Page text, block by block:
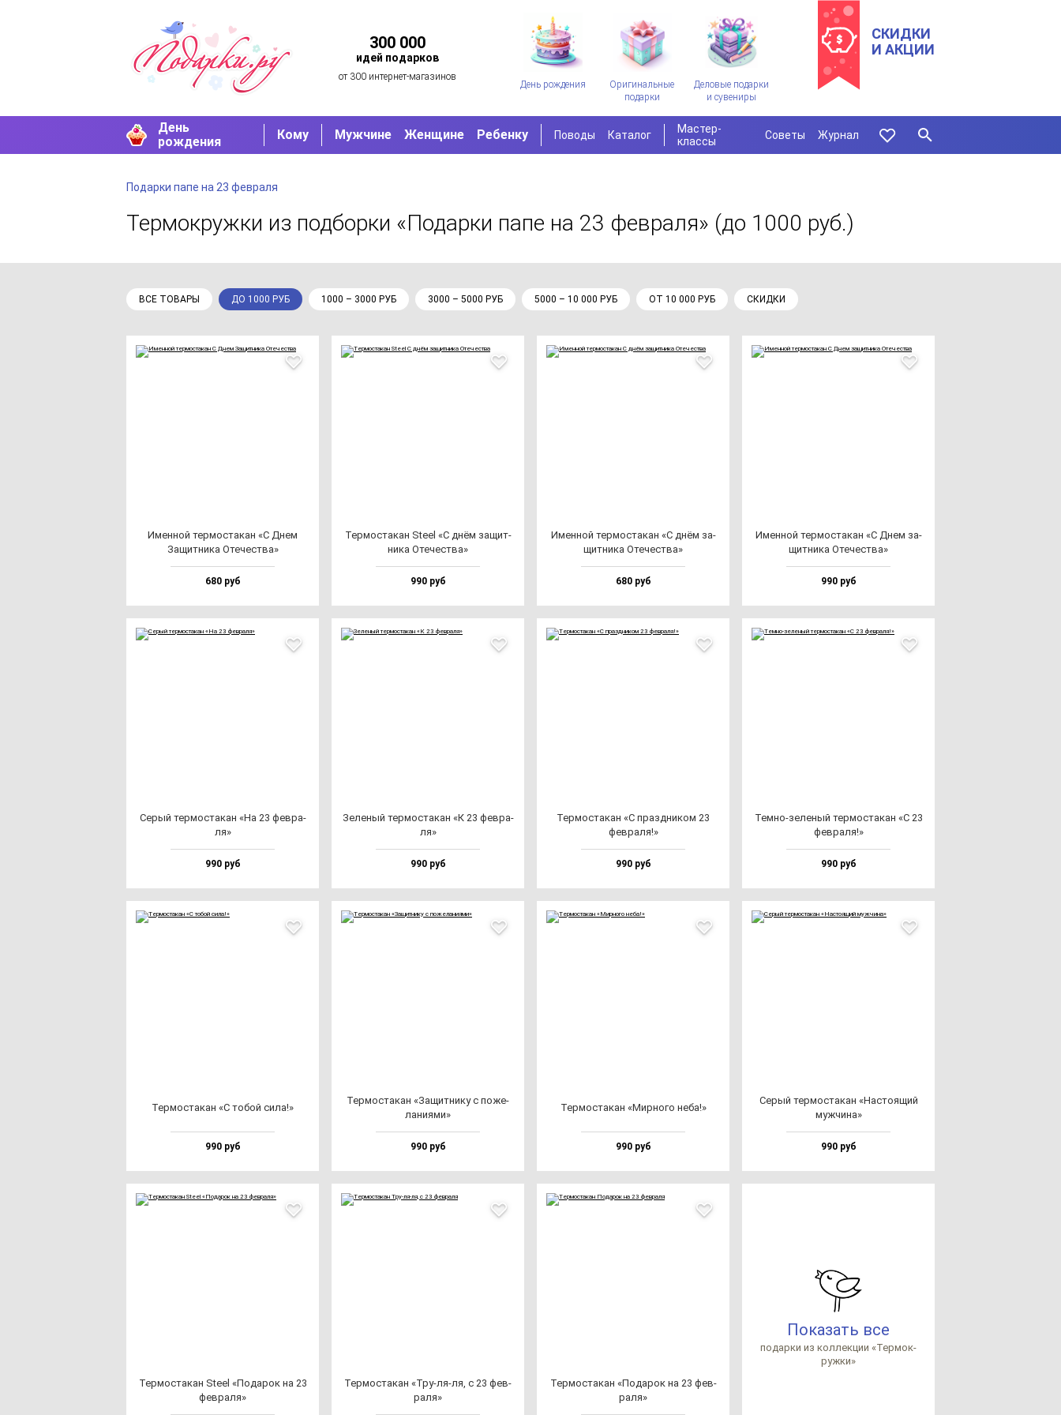
300 000
идей подарков
от 300 интернет-магазинов
День рождения
Оригинальные
подарки
Деловые подарки
и сувениры
СКИДКИ
И АКЦИИ
День
рождения
Кому Мужчине Женщине Ребенку Поводы Каталог
Мастер-
классы
Советы Журнал
Подарки папе на 23 февраля
Термокружки из подборки «Подарки папе на 23 февраля» (до 1000 руб.)
ВСЕ ТОВАРЫ ДО 1000 РУБ 1000 – 3000 РУБ 3000 – 5000 РУБ 5000 – 10 000 РУБ ОТ 10 000 РУБ СКИДКИ
Имен­ной тер­мос­та­кан «С Днем
Защит­ни­ка Оте­чес­тва»
680 руб
Тер­мос­та­кан Ste­el «С днём за­щит­
ни­ка Оте­чес­тва»
990 руб
Имен­ной тер­мос­та­кан «С днём за­
щит­ни­ка Оте­чес­тва»
680 руб
Имен­ной тер­мос­та­кан «С Днем за­
щит­ни­ка Оте­чес­тва»
990 руб
Серый тер­мос­та­кан «На 23 фев­ра­
ля»
990 руб
Зеле­ный тер­мос­та­кан «К 23 фев­ра­
ля»
990 руб
Тер­мос­та­кан «С праз­дни­ком 23
фев­ра­ля!»
990 руб
Тем­но-зе­ле­ный тер­мос­та­кан «С 23
фев­ра­ля!»
990 руб
Тер­мос­та­кан «С то­бой си­ла!»
990 руб
Тер­мос­та­кан «Защит­ни­ку с по­же­
ла­ни­ями»
990 руб
Тер­мос­та­кан «Мир­но­го не­ба!»
990 руб
Серый тер­мос­та­кан «Нас­то­ящий
муж­чи­на»
990 руб
Тер­мос­та­кан Ste­el «Пода­рок на 23
фев­ра­ля»
Тер­мос­та­кан «Тру-ля-ля, с 23 фев­
ра­ля»
Тер­мос­та­кан «Пода­рок на 23 фев­
ра­ля»
Показать все
по­дар­ки из кол­лек­ции «Тер­мок­
руж­ки»